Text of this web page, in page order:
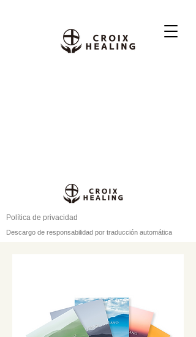
Política de privacidad
Descargo de responsabilidad por traducción automática